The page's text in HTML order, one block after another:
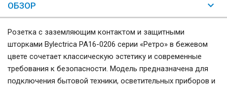
ОБЗОР
Розетка с заземляющим контактом и защитными
шторками Bylectrica РА16-0206 серии «Ретро» в бежевом
цвете сочетает классическую эстетику и современные
требования к безопасности. Модель предназначена для
подключения бытовой техники, осветительных приборов и